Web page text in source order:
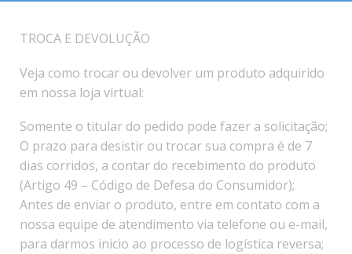
TROCA E DEVOLUÇÃO
Veja como trocar ou devolver um produto adquirido
em nossa loja virtual:
Somente o titular do pedido pode fazer a solicitação;
O prazo para desistir ou trocar sua compra é de 7
dias corridos, a contar do recebimento do produto
(Artigo 49 – Código de Defesa do Consumidor);
Antes de enviar o produto, entre em contato com a
nossa equipe de atendimento via telefone ou e-mail,
para darmos inicio ao processo de logística reversa;